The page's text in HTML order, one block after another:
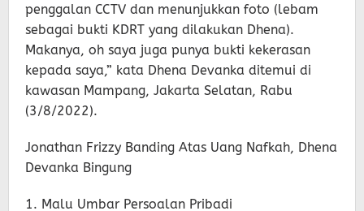
penggalan CCTV dan menunjukkan foto (lebam
sebagai bukti KDRT yang dilakukan Dhena).
Makanya, oh saya juga punya bukti kekerasan
kepada saya,” kata Dhena Devanka ditemui di
kawasan Mampang, Jakarta Selatan, Rabu
(3/8/2022).
Jonathan Frizzy Banding Atas Uang Nafkah, Dhena
Devanka Bingung
1. Malu Umbar Persoalan Pribadi